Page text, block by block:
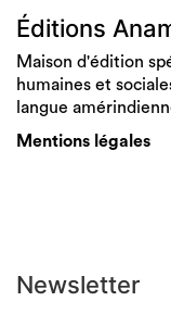
Éditions
Maison d'édition
humaines et
langue
Mentions légales
Newsletter